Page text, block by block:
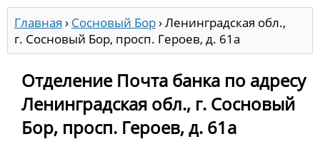
Главная › Сосновый Бор›Ленинградская обл.,
г. Сосновый Бор, просп. Героев, д. 61а
Отделение Почта банка по адресу
Ленинградская обл., г. Сосновый
Бор, просп. Героев, д. 61а